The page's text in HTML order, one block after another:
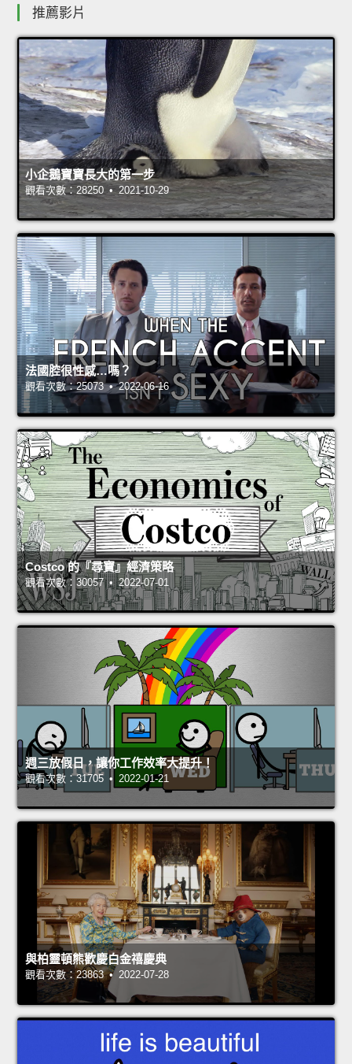
推薦影片
小企鵝寶寶長大的第一步
觀看次數：28250 • 2021-10-29
法國腔很性感…嗎？
觀看次數：25073 • 2022-06-16
Costco 的『尋寶』經濟策略
觀看次數：30057 • 2022-07-01
週三放假日，讓你工作效率大提升！
觀看次數：31705 • 2022-01-21
與柏靈頓熊歡慶白金禧慶典
觀看次數：23863 • 2022-07-28